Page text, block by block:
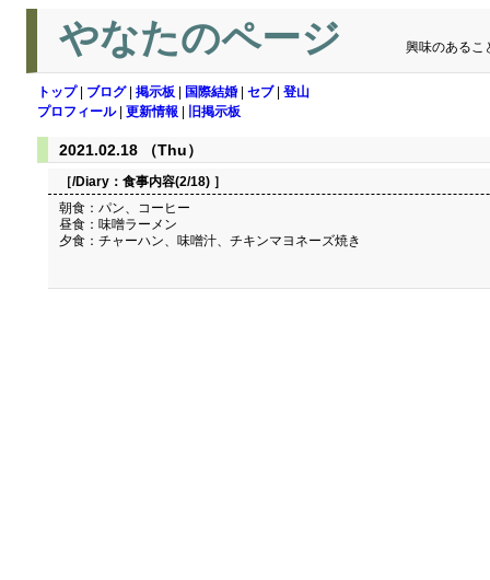
やなたのページ 興味のあるこ
トップ| ブログ| 掲示板 国際結婚 セブ| 登山
プロフィール| 更新情報 旧掲示板
2021.02.18 （Thu）
［/Diary： 食事内容(2/18) ］
朝食：パン、コーヒー
昼食：味噌ラーメン
夕食：チャーハン、味噌汁、チキンマヨネーズ焼き